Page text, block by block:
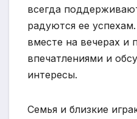
всегда
радуются ее
вместе на вечерах и
впечатлениями и
интересы.
Семья и близкие